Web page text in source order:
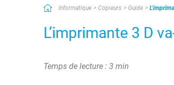
Informatique Copieurs Guide
L’imprimante 3 D
Temps de lecture : 3 min